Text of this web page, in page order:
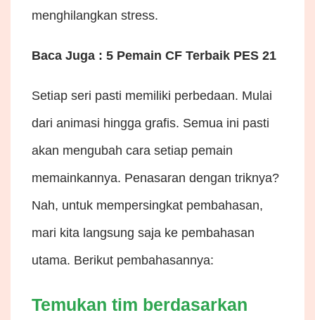
menghilangkan stress.
Baca Juga : 5 Pemain CF Terbaik PES 21
Setiap seri pasti memiliki perbedaan. Mulai
dari animasi hingga grafis. Semua ini pasti
akan mengubah cara setiap pemain
memainkannya. Penasaran dengan triknya?
Nah, untuk mempersingkat pembahasan,
mari kita langsung saja ke pembahasan
utama. Berikut pembahasannya:
Temukan tim berdasarkan